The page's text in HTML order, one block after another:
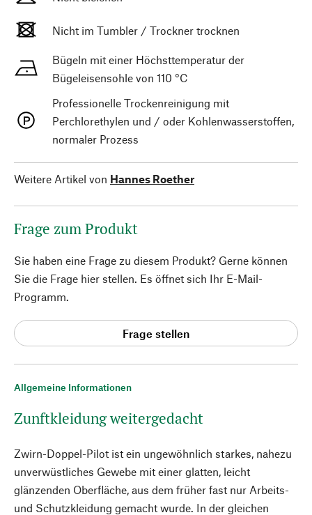
Allgemeine Informationen
Zunftkleidung weitergedacht
Zwirn-Doppel-Pilot ist ein ungewöhnlich starkes, nahezu
unverwüstliches Gewebe mit einer glatten, leicht
glänzenden Oberfläche, aus dem früher fast nur Arbeits-
und Schutzkleidung gemacht wurde. In der gleichen
Nicht im Tumbler / Trockner trocknen
Bügeln mit einer Höchsttemperatur der
Bügeleisensohle von 110 °C
Professionelle Trockenreinigung mit
Perchlorethylen und / oder Kohlenwasserstoffen,
normaler Prozess
Weitere Artikel von Hannes Roether
Frage zum Produkt
Sie haben eine Frage zu diesem Produkt? Gerne können
Sie die Frage hier stellen. Es öffnet sich Ihr E-Mail-
Programm.
Frage stellen